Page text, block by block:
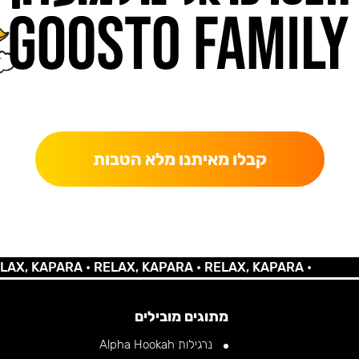
קבלו מאיתנו מלא הטבות
•RELAX, KAPARA •RELAX, KAPARA •
מתוגים מובילים
נרגילות Alpha Hookah